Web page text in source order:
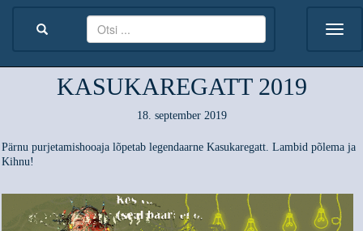
KASUKAREGATT 2019
18. september 2019
Pärnu purjetamishooaja lõpetab legendaarne Kasukaregatt. Lambid põlema ja
Kihnu!